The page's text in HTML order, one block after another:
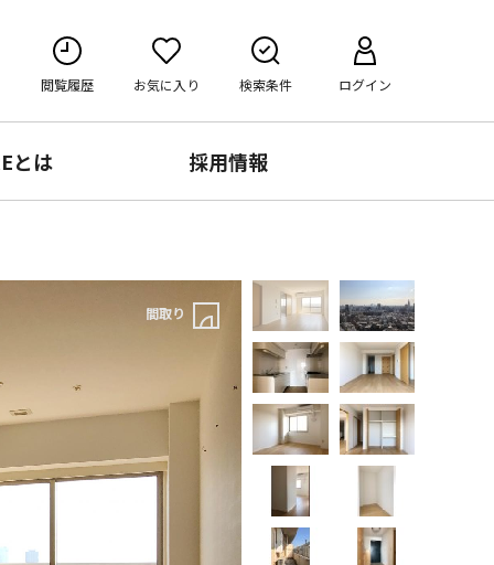
閲覧履歴 お気に入り 検索条件 ログイン
とは 採用情報
間取り